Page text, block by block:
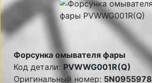
Форсунка омывателя фары
Код детали: PVWWG001R(Q)
Оригинальный номер: 5N0955978